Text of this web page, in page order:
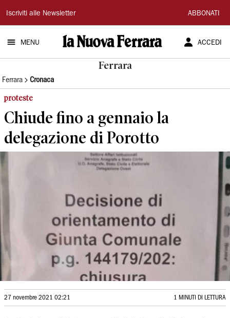
La
Nuova
Ferrara
Iscriviti alle Newsletter ABBONATI
MENU ACCEDI
Ferrara
Ferrara Cronaca
proteste
Chiude fino a gennaio la
delegazione di Porotto
27 novembre 2021 02:21 1 MINUTI DI LETTURA